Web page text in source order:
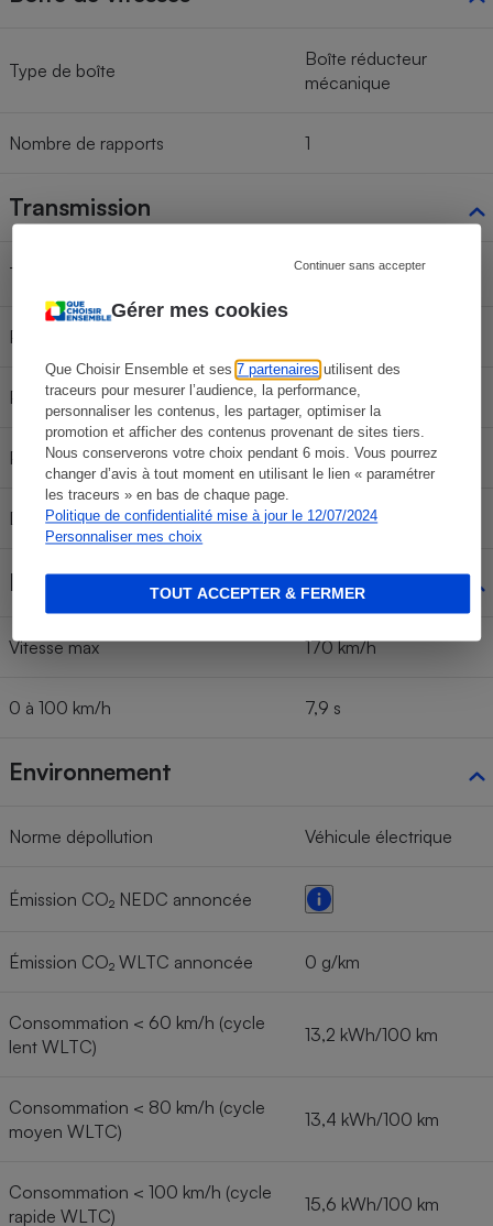
Gérer mes cookies
Que Choisir Ensemble et ses7 partenaires utilisent des
traceurs pour mesurer l’audience, la performance,
personnaliser les contenus, les partager, optimiser la
promotion et afficher des contenus provenant de sites tiers.
Nous conserverons votre choix pendant 6 mois. Vous pourrez
changer d’avis à tout moment en utilisant le lien « paramétrer
les traceurs » en bas de chaque page.
Politique de confidentialité mise à jour le 12/07/2024
Personnaliser mes choix
Continuer sans accepter
TOUT ACCEPTER & FERMER
Type de boîte
Boîte réducteur
mécanique
Nombre de rapports 1
Transmission
Type de transmission Traction
Pneus avant
Pneus arrière 235/45 R20 100H
Pneus première monte Michelin e-Primacy
Diamètre de braquage 11,1 m
Performances
Vitesse max 170 km/h
0 à 100 km/h 7,9 s
Environnement
Norme dépollution Véhicule électrique
Émission CO₂ NEDC annoncée
Émission CO₂ WLTC annoncée 0 g/km
Consommation < 60 km/h (cycle
lent WLTC)
13,2 kWh/100 km
Consommation < 80 km/h (cycle
moyen WLTC)
13,4 kWh/100 km
Consommation < 100 km/h (cycle
rapide WLTC)
15,6 kWh/100 km